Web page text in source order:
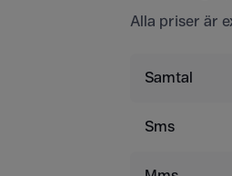
Alla priser är
Samtal
Sms